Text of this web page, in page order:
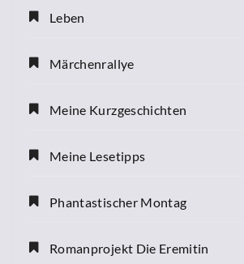
Leben
Märchenrallye
Meine Kurzgeschichten
Meine Lesetipps
Phantastischer Montag
Romanprojekt Die Eremitin